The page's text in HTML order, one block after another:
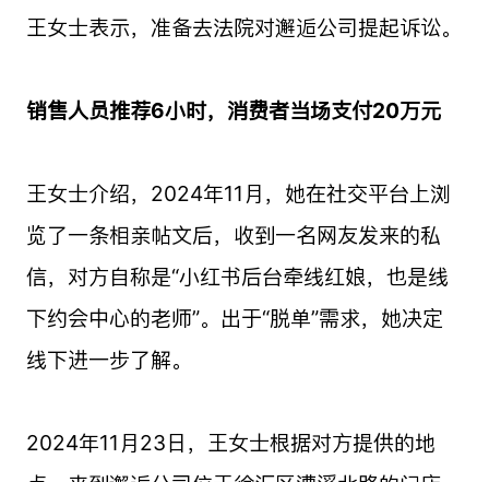
王女士表示，准备去法院对邂逅公司提起诉讼。
销售人员推荐6小时，消费者当场支付20万元
王女士介绍，2024年11月，她在社交平台上浏
览了一条相亲帖文后，收到一名网友发来的私
信，对方自称是“小红书后台牵线红娘，也是线
下约会中心的老师”。出于“脱单”需求，她决定
线下进一步了解。
2024年11月23日，王女士根据对方提供的地